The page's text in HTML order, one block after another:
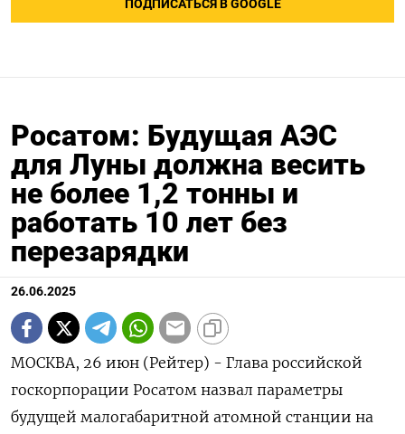
ПОДПИСАТЬСЯ В GOOGLE
Росатом: Будущая АЭС
для Луны должна весить
не более 1,2 тонны и
работать 10 лет без
перезарядки
26.06.2025
МОСКВА, 26 июн (Рейтер) - Глава российской
госкорпорации Росатом назвал параметры
будущей малогабаритной атомной станции на